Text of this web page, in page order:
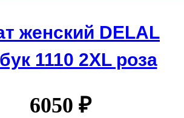
женский DELAL
1110 2XL роза
6050 ₽